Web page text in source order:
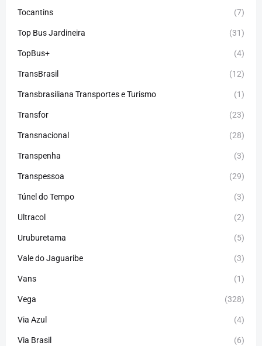
Tocantins (7)
Top Bus Jardineira (31)
TopBus+ (4)
TransBrasil (12)
Transbrasiliana Transportes e Turismo (1)
Transfor (23)
Transnacional (28)
Transpenha (3)
Transpessoa (29)
Túnel do Tempo (3)
Ultracol (2)
Uruburetama (5)
Vale do Jaguaribe (3)
Vans (1)
Vega (328)
Via Azul (4)
Via Brasil (6)